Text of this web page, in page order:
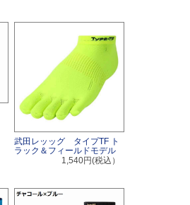
武田レッッグ タイプTF ト
ラック＆フィールドモデル
1,540円(税込）